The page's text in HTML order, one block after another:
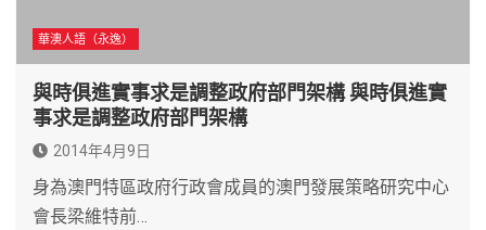
華澳人語（永逸）
與時俱進實事求是調整政府部門架構 與時俱進實
事求是調整政府部門架構
2014年4月9日
身為澳門特區政府行政會成員的澳門發展策略研究中心
會長梁維特前…